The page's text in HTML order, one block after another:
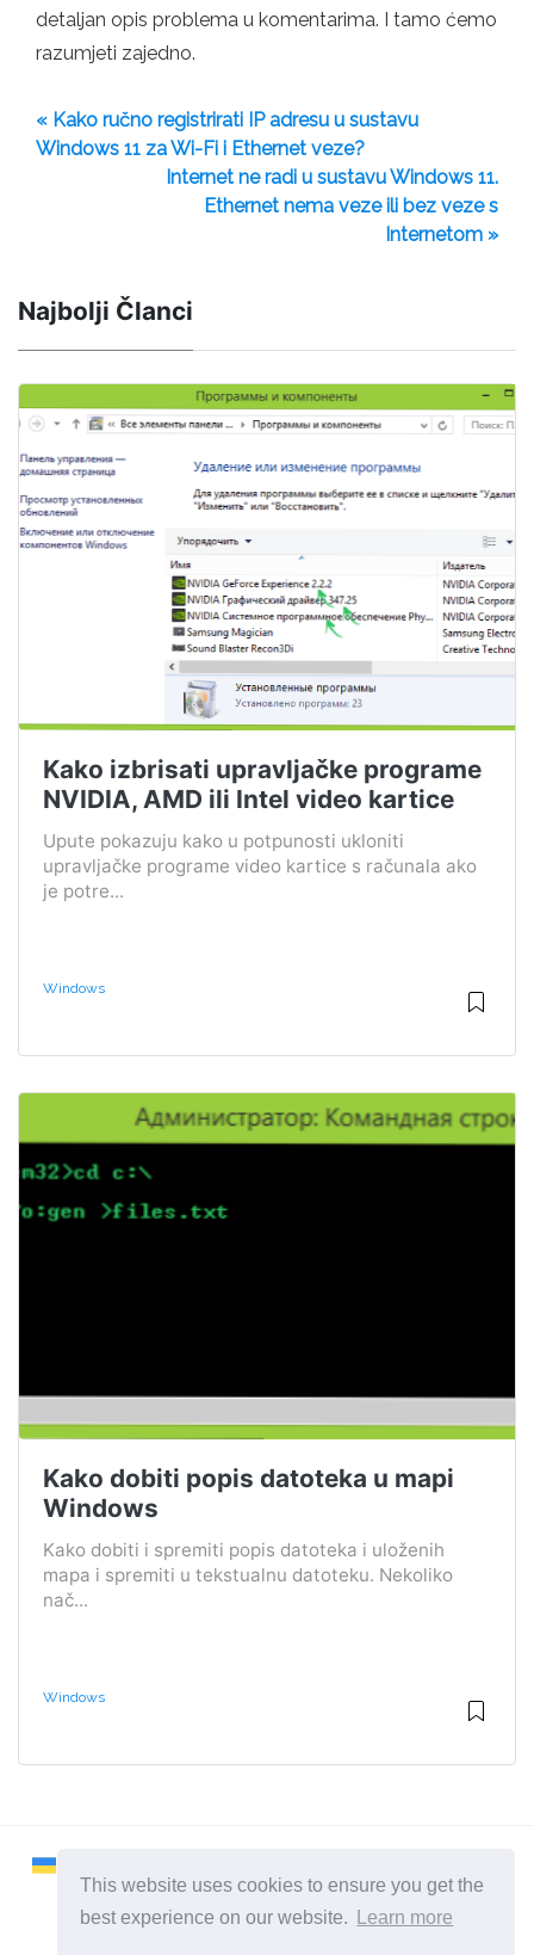
This website uses cookies to ensure you get the
best experience on our website.
Learn more
detaljan opis problema u komentarima. I tamo ćemo
razumjeti zajedno.
« Kako ručno registrirati IP adresu u sustavu
Windows 11 za Wi-Fi i Ethernet veze?
Internet ne radi u sustavu Windows 11.
Ethernet nema veze ili bez veze s
Internetom »
Najbolji Članci
Kako izbrisati upravljačke programe
NVIDIA, AMD ili Intel video kartice
Upute pokazuju kako u potpunosti ukloniti
upravljačke programe video kartice s računala ako
je potre...
Windows
Kako dobiti popis datoteka u mapi
Windows
Kako dobiti i spremiti popis datoteka i uloženih
mapa i spremiti u tekstualnu datoteku. Nekoliko
nač...
Windows